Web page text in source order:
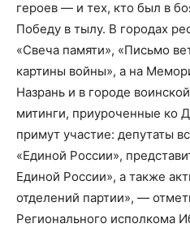
героев — и тех, кто был в
Победу в тылу. В городах
«Свеча памяти», «Письмо
картины войны», а на
Назрань и в городе
митинги, приуроченные ко
примут участие: депутаты
«Единой России»,
Единой России», а также
отделений партии», —
Регионального исполкома